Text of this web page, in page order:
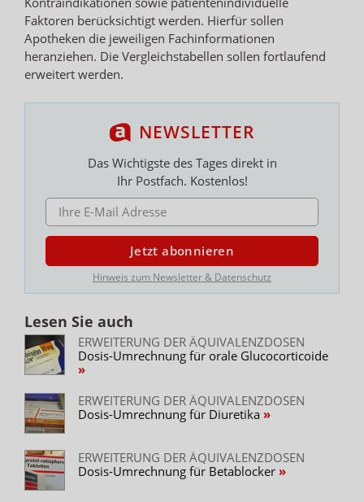
Faktoren berücksichtigt werden. Hierfür sollen
Apotheken die jeweiligen Fachinformationen
heranziehen. Die Vergleichstabellen sollen fortlaufend
erweitert werden.
NEWSLETTER
Das Wichtigste des Tages direkt in
Ihr Postfach. Kostenlos!
E-MAIL ADRESSE
Jetzt abonnieren
Hinweis zum Newsletter & Datenschutz
Lesen Sie auch
ERWEITERUNG DER ÄQUIVALENZDOSEN
Dosis-Umrechnung für orale Glucocorticoide
ERWEITERUNG DER ÄQUIVALENZDOSEN
Dosis-Umrechnung für Diuretika
ERWEITERUNG DER ÄQUIVALENZDOSEN
Dosis-Umrechnung für Betablocker